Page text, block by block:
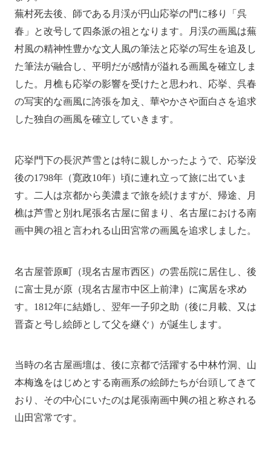
蕪村死去後、師である月渓が円山応挙の門に移り「呉
春」と改号して四条派の祖となります。月渓の画風は蕪
村風の精神性豊かな文人風の筆法と応挙の写生を追及し
た筆法が融合し、平明だが感情が溢れる画風を確立しま
した。月樵も応挙の影響を受けたと思われ、応挙、呉春
の写実的な画風に誇張を加え、華やかさや面白さを追求
した独自の画風を確立していきます。
応挙門下の長沢芦雪とは特に親しかったようで、応挙没
後の1798年（寛政10年）頃に連れ立って旅に出ていま
す。二人は京都から美濃まで旅を続けますが、帰途、月
樵は芦雪と別れ尾張名古屋に留まり、名古屋における南
画中興の祖と言われる山田宮常の画風を追求しました。
名古屋菅原町（現名古屋市西区）の雲岳院に居住し、後
に富士見が原（現名古屋市中区上前津）に寓居を求め
す。1812年に結婚し、翌年一子卯之助（後に月載、又は
晋斎と号し絵師として父を継ぐ）が誕生します。
当時の名古屋画壇は、後に京都で活躍する中林竹洞、山
本梅逸をはじめとする南画系の絵師たちが台頭してきて
おり、その中心にいたのは尾張南画中興の祖と称される
山田宮常です。